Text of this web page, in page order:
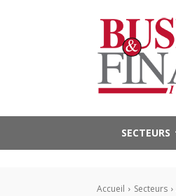
SECTEURS
Accueil Secteurs